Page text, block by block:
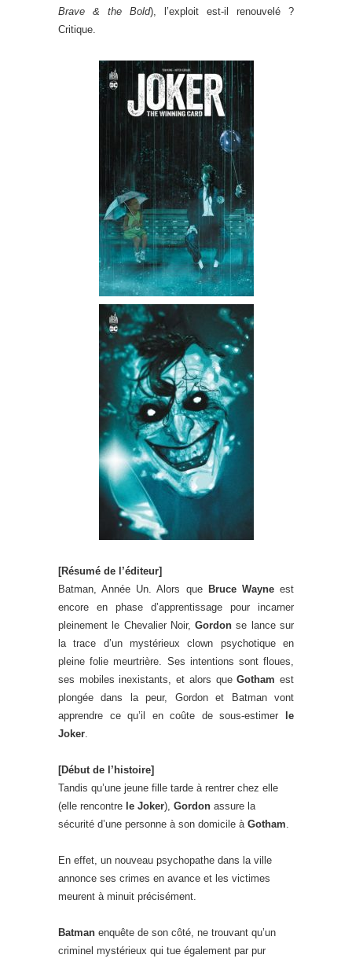
Brave & the Bold), l’exploit est-il renouvelé ?
Critique.
[Résumé de l’éditeur]
Batman, Année Un. Alors que Bruce Wayneest
encore en phase d’apprentissage pour incarner
pleinement le Chevalier Noir,Gordon se lance sur
la trace d’un mystérieux clown psychotique en
pleine folie meurtrière. Ses intentions sont floues,
ses mobiles inexistants, et alors queGotham est
plongée dans la peur, Gordon et Batman vont
apprendre ce qu’il en coûte de sous-estimer
le
Joker.
[Début de l’histoire]
Tandis qu’une jeune fille tarde à rentrer chez elle
(elle rencontre le Joker), Gordon assure la
sécurité d’une personne à son domicile à Gotham.
En effet, un nouveau psychopathe dans la ville
annonce ses crimes en avance et les victimes
meurent à minuit précisément.
Batman enquête de son côté, ne trouvant qu’un
criminel mystérieux qui tue également par pur